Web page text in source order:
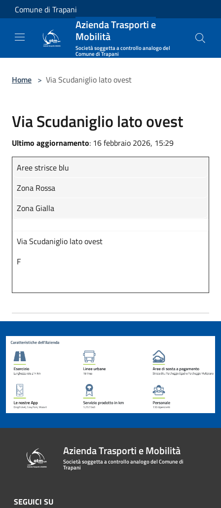
Salta al contenuto principale
Comune di Trapani
Azienda Trasporti e
Mobilità
Società soggetta a controllo analogo del
Comune di Trapani
Home > Via Scudaniglio lato ovest
Via Scudaniglio lato ovest
Ultimo aggiornamento: 16 febbraio 2026, 15:29
Aree strisce blu
Zona Rossa
Zona Gialla
Via Scudaniglio lato ovest
F
Azienda Trasporti e Mobilità
Società soggetta a controllo analogo del Comune di
Trapani
SEGUICI SU